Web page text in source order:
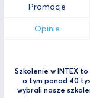
Promocje
Opinie
Szkolenie w INTEX
o tym ponad 40
wybrali nasze